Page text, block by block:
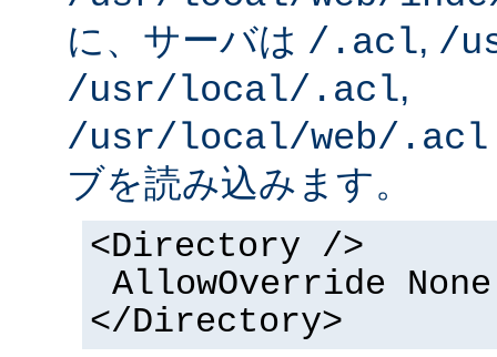
に、サーバは /.acl, /
/usr/local/.acl,
/usr/local/web/.acl
ブを読み込みます。
<Directory />
AllowOverride None
</Directory>